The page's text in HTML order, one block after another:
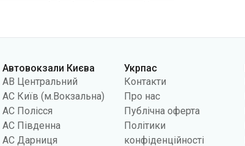
Автовокзали Києва
АВ Центральний
АС Київ (м.Вокзальна)
АС Полісся
АС Південна
АС Дарниця
Укрпас
Контакти
Про нас
Публічна оферта
Політики
конфіденційності